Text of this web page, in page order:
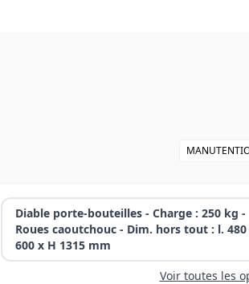
Diable porte-bouteilles - Charge : 250 kg -
Roues caoutchouc - Dim. hors tout : l. 480
600 x H 1315 mm
Voir toutes les